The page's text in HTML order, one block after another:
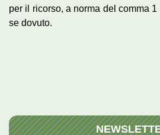
per il ricorso, a norma del comma
se dovuto.